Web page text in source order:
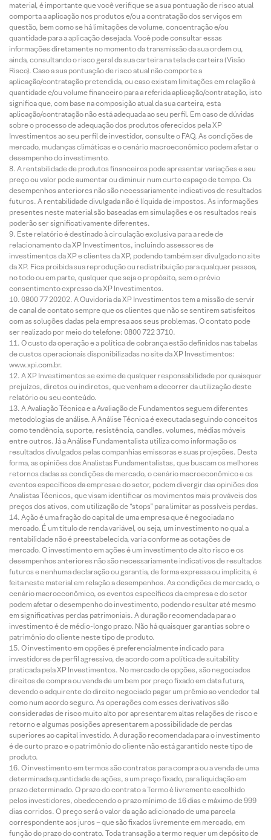
material, é importante que você verifique se a sua pontuação de risco atual
comporta a aplicação nos produtos e/ou a contratação dos serviços em
questão, bem como se há limitações de volume, concentração e/ou
quantidade para a aplicação desejada. Você pode consultar essas
informações diretamente no momento da transmissão da sua ordem ou,
ainda, consultando o risco geral da sua carteira na tela de carteira (Visão
Risco). Caso a sua pontuação de risco atual não comporte a
aplicação/contratação pretendida, ou caso existam limitações em relação à
quantidade e/ou volume financeiro para a referida aplicação/contratação, isto
significa que, com base na composição atual da sua carteira, esta
aplicação/contratação não está adequada ao seu perfil. Em caso de dúvidas
sobre o processo de adequação dos produtos oferecidos pela XP
Investimentos ao seu perfil de investidor, consulte o FAQ. As condições de
mercado, mudanças climáticas e o cenário macroeconômico podem afetar o
desempenho do investimento.
A rentabilidade de produtos financeiros pode apresentar variações e seu
preço ou valor pode aumentar ou diminuir num curto espaço de tempo. Os
desempenhos anteriores não são necessariamente indicativos de resultados
futuros. A rentabilidade divulgada não é líquida de impostos. As informações
presentes neste material são baseadas em simulações e os resultados reais
poderão ser significativamente diferentes.
Este relatório é destinado à circulação exclusiva para a rede de
relacionamento da XP Investimentos, incluindo assessores de
investimentos da XP e clientes da XP, podendo também ser divulgado no site
da XP. Fica proibida sua reprodução ou redistribuição para qualquer pessoa,
no todo ou em parte, qualquer que seja o propósito, sem o prévio
consentimento expresso da XP Investimentos.
0800 77 20202. A Ouvidoria da XP Investimentos tem a missão de servir
de canal de contato sempre que os clientes que não se sentirem satisfeitos
com as soluções dadas pela empresa aos seus problemas. O contato pode
ser realizado por meio do telefone: 0800 722 3710.
O custo da operação e a política de cobrança estão definidos nas tabelas
de custos operacionais disponibilizadas no site da XP Investimentos:
www.xpi.com.br.
A XP Investimentos se exime de qualquer responsabilidade por quaisquer
prejuízos, diretos ou indiretos, que venham a decorrer da utilização deste
relatório ou seu conteúdo.
A Avaliação Técnica e a Avaliação de Fundamentos seguem diferentes
metodologias de análise. A Análise Técnica é executada seguindo conceitos
como tendência, suporte, resistência, candles, volumes, médias móveis
entre outros. Já a Análise Fundamentalista utiliza como informação os
resultados divulgados pelas companhias emissoras e suas projeções. Desta
forma, as opiniões dos Analistas Fundamentalistas, que buscam os melhores
retornos dadas as condições de mercado, o cenário macroeconômico e os
eventos específicos da empresa e do setor, podem divergir das opiniões dos
Analistas Técnicos, que visam identificar os movimentos mais prováveis dos
preços dos ativos, com utilização de “stops” para limitar as possíveis perdas.
Ação é uma fração do capital de uma empresa que é negociada no
mercado. É um título de renda variável, ou seja, um investimento no qual a
rentabilidade não é preestabelecida, varia conforme as cotações de
mercado. O investimento em ações é um investimento de alto risco e os
desempenhos anteriores não são necessariamente indicativos de resultados
futuros e nenhuma declaração ou garantia, de forma expressa ou implícita, é
feita neste material em relação a desempenhos. As condições de mercado, o
cenário macroeconômico, os eventos específicos da empresa e do setor
podem afetar o desempenho do investimento, podendo resultar até mesmo
em significativas perdas patrimoniais. A duração recomendada para o
investimento é de médio-longo prazo. Não há quaisquer garantias sobre o
patrimônio do cliente neste tipo de produto.
O investimento em opções é preferencialmente indicado para
investidores de perfil agressivo, de acordo com a política de suitability
praticada pela XP Investimentos. No mercado de opções, são negociados
direitos de compra ou venda de um bem por preço fixado em data futura,
devendo o adquirente do direito negociado pagar um prêmio ao vendedor tal
como num acordo seguro. As operações com esses derivativos são
consideradas de risco muito alto por apresentarem altas relações de risco e
retorno e algumas posições apresentarem a possibilidade de perdas
superiores ao capital investido. A duração recomendada para o investimento
é de curto prazo e o patrimônio do cliente não está garantido neste tipo de
produto.
O investimento em termos são contratos para compra ou a venda de uma
determinada quantidade de ações, a um preço fixado, para liquidação em
prazo determinado. O prazo do contrato a Termo é livremente escolhido
pelos investidores, obedecendo o prazo mínimo de 16 dias e máximo de 999
dias corridos. O preço será o valor da ação adicionado de uma parcela
correspondente aos juros – que são fixados livremente em mercado, em
função do prazo do contrato. Toda transação a termo requer um depósito de